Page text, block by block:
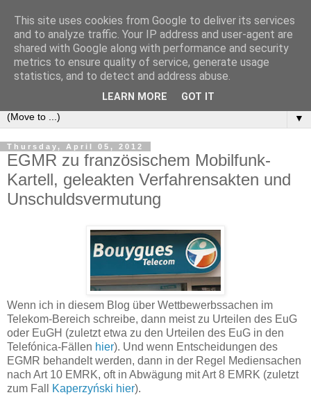
e-comm
Blog zum österreichischen und europäischen Recht der
elektronischen Kommunikationsnetze und -dienste
▼
Thursday, April 05, 2012
EGMR zu französischem Mobilfunk-
Kartell, geleakten Verfahrensakten und
Unschuldsvermutung
Wenn ich in diesem Blog über Wettbewerbssachen im
Telekom-Bereich schreibe, dann meist zu Urteilen des EuG
oder EuGH (zuletzt etwa zu den Urteilen des EuG in den
Telefónica-Fällen hier). Und wenn Entscheidungen des
EGMR behandelt werden, dann in der Regel Mediensachen
nach Art 10 EMRK, oft in Abwägung mit Art 8 EMRK (zuletzt
zum Fall
Kaperzyński hier).
This site uses cookies from Google to deliver its services
and to analyze traffic. Your IP address and user-agent are
shared with Google along with performance and security
metrics to ensure quality of service, generate usage
statistics, and to detect and address abuse.
LEARN MORE GOT IT